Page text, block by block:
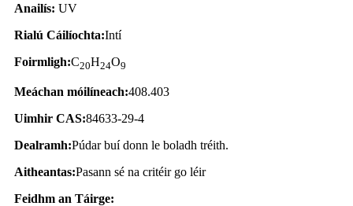
Anailís: UV
Rialú Cáilíochta:Intí
Foirmligh:C20H24O9
Meáchan móilíneach:408.403
Uimhir CAS:84633-29-4
Dealramh:Púdar buí donn le boladh tréith.
Aitheantas:Pasann sé na critéir go léir
Feidhm an Táirge: